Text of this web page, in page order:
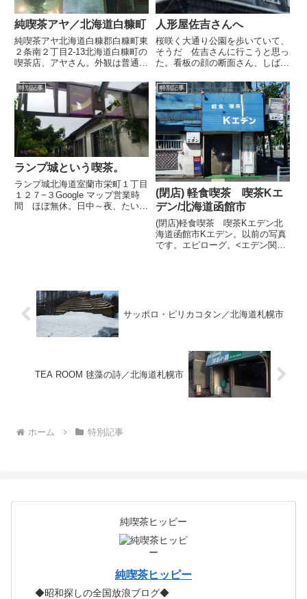
純喫茶アヤ／北海道白糠町
純喫茶アヤ北海道白糠郡白糠町東
２条南２丁目2-13北海道白糠町の
喫茶店、アヤさん。外観は普通の
やはり年季を重ねた良い雰囲気が
ありました。最初に行こうと思っ
たときはひどいガスがかかってお
り、また改めて訪問、ホット...
人形屋佐吉さんへ
桜咲く大通り公園を歩いていて、
そうだ 佐吉さんに行こうと思っ
た。看板の顔の断面さん、しばら
こんちは。相変わらず魅惑的なア
ンティークドールやアクセサリ
ー、ポスター、書籍などが販売さ
れている。いつか欲しいなと思い
つ...
特別記事
ランプ城という喫茶。
ランプ城北海道室蘭市栄町１丁目
１２７−３Google マップ営業時
間 ほぼ無休。日中～夜、たいて
特別記事
(閉店) 軽食喫茶 喫茶Kエ
デン/北海道函館市
(閉店)軽食喫茶 喫茶Kエデン北
海道函館市Kエデン。以前の写真
です。エピローグ。<エデン関連
サッポロ・ピリカコタン／北海道札幌市
TEA ROOM 毬藻の詩／北海道札幌市
ホーム 特別記事
純喫茶ヒッピー
純喫茶ヒッピー
◆昭和探しの全国放浪ブログ◆